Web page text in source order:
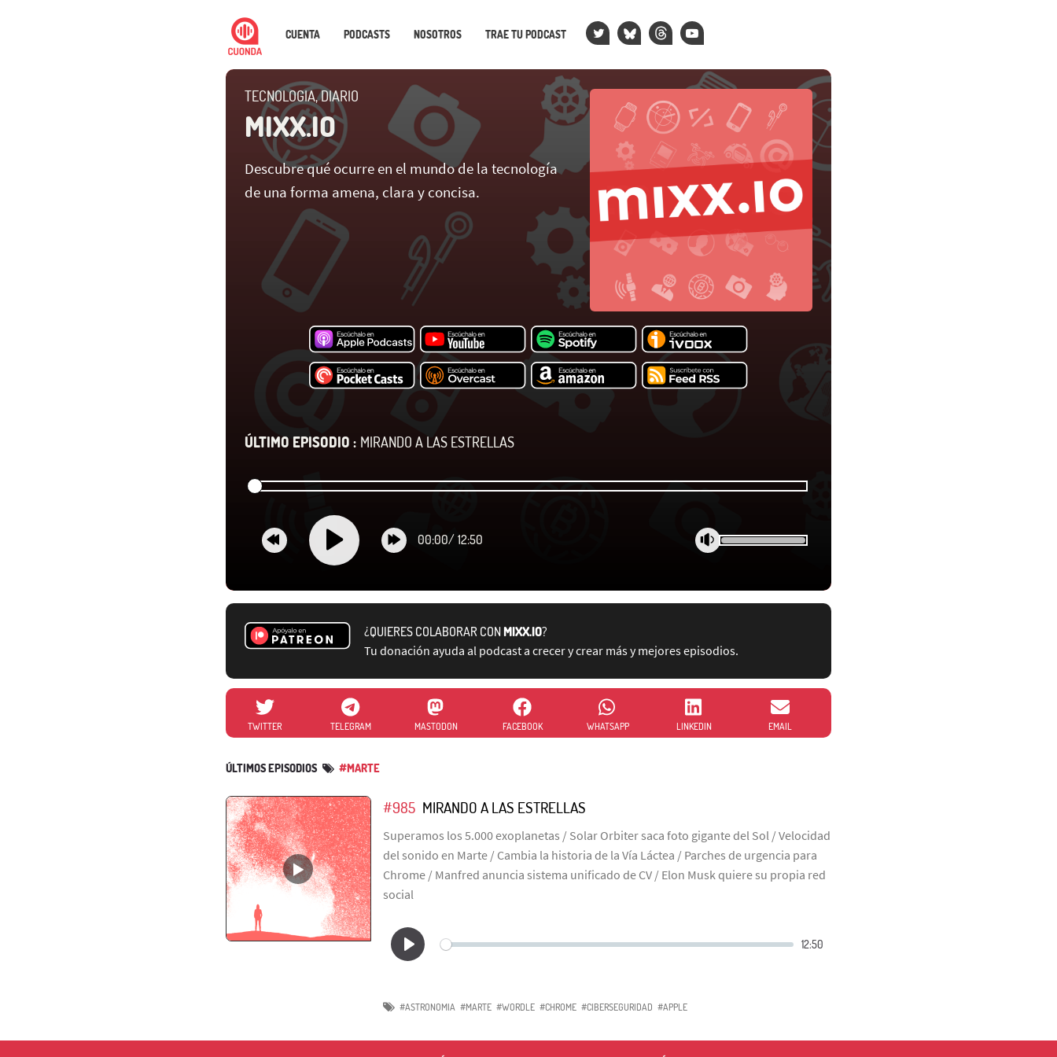
CUENTA PODCASTS NOSOTROS TRAE TU PODCAST
TECNOLOGIA, DIARIO
MIXX.IO
Descubre qué ocurre en el mundo de la tecnología
de una forma amena, clara y concisa.
ÚLTIMO EPISODIO : MIRANDO A LAS ESTRELLAS
00:00/ 12:50
¿QUIERES COLABORAR CONMIXX.IO?
Tu donación ayuda al podcast a crecer y crear más y mejores episodios.
TWITTER TELEGRAM MASTODON FACEBOOK WHATSAPP LINKEDIN EMAIL
ÚLTIMOS EPISODIOS #MARTE
#985 MIRANDO A LAS ESTRELLAS
Superamos los 5.000 exoplanetas / Solar Orbiter saca foto gigante del Sol / Velocidad
del sonido en Marte / Cambia la historia de la Vía Láctea / Parches de urgencia para
Chrome / Manfred anuncia sistema unificado de CV / Elon Musk quiere su propia red
social
#ASTRONOMIA #MARTE #WORDLE #CHROME #CIBERSEGURIDAD #APPLE